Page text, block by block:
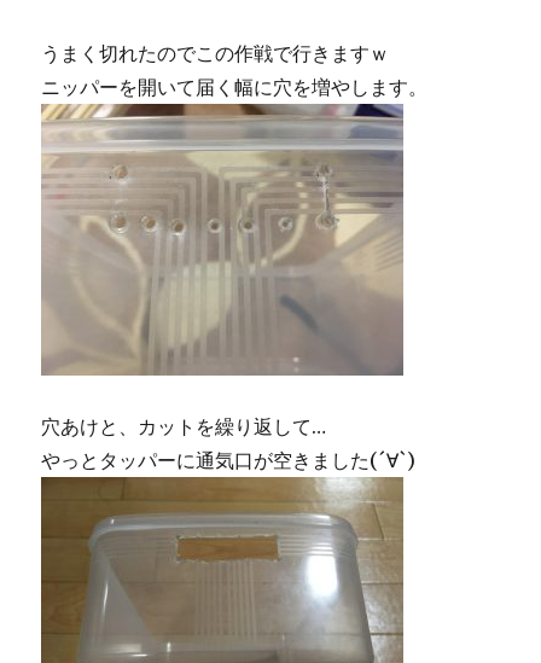
うまく切れたのでこの作戦で行きますｗ
ニッパーを開いて届く幅に穴を増やします。
穴あけと、カットを繰り返して…
やっとタッパーに通気口が空きました(´∀`)